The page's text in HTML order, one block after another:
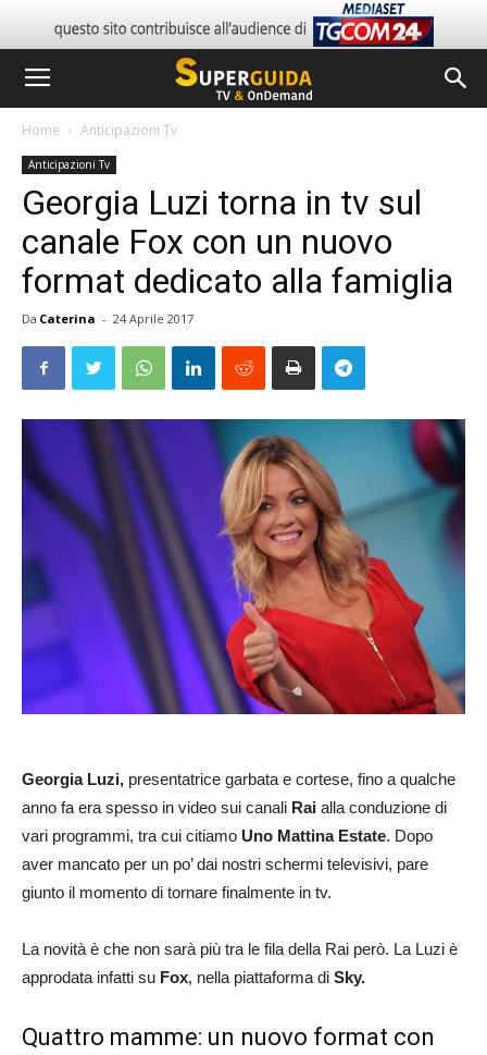
Home Anticipazioni Tv
Anticipazioni Tv
Georgia Luzi torna in tv sul
canale Fox con un nuovo
format dedicato alla famiglia
Da Caterina - 24 Aprile 2017
Georgia Luzi, presentatrice garbata e cortese, fino a qualche
anno fa era spesso in video sui canali Rai alla conduzione di
vari programmi, tra cui citiamo Uno Mattina Estate. Dopo
aver mancato per un po’ dai nostri schermi televisivi, pare
giunto il momento di tornare finalmente in tv.
La novità è che non sarà più tra le fila della Rai però. La Luzi è
approdata infatti su Fox, nella piattaforma di Sky.
Quattro mamme: un nuovo format con